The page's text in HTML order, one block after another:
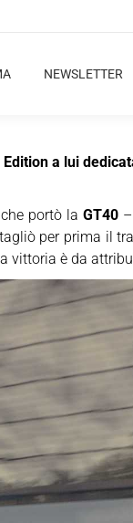
NEWSLETTER
a lui
portò la GT40–
per prima il
vittoria è da